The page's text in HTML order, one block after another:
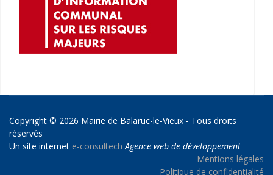
Copyright © 2026 Mairie de Balaruc-le-Vieux - Tous droits
réservés
Un site internet e-consultech Agence web de développement
Mentions légales
Politique de confidentialité